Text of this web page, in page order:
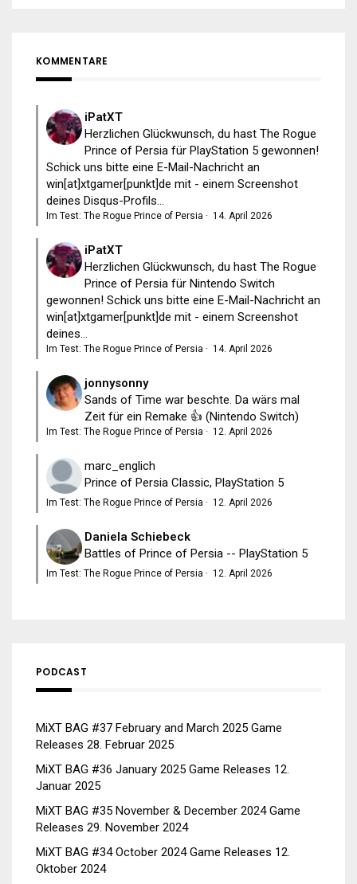
KOMMENTARE
iPatXT
Herzlichen Glückwunsch, du hast The Rogue
Prince of Persia für PlayStation 5 gewonnen!
Schick uns bitte eine E-Mail-Nachricht an
win[at]xtgamer[punkt]de mit - einem Screenshot
deines Disqus-Profils...
Im Test: The Rogue Prince of Persia · 14. April 2026
iPatXT
Herzlichen Glückwunsch, du hast The Rogue
Prince of Persia für Nintendo Switch
gewonnen! Schick uns bitte eine E-Mail-Nachricht an
win[at]xtgamer[punkt]de mit - einem Screenshot
deines...
Im Test: The Rogue Prince of Persia · 14. April 2026
jonnysonny
Sands of Time war beschte. Da wärs mal
Zeit für ein Remake 👍 (Nintendo Switch)
Im Test: The Rogue Prince of Persia · 12. April 2026
marc_englich
Prince of Persia Classic, PlayStation 5
Im Test: The Rogue Prince of Persia · 12. April 2026
Daniela Schiebeck
Battles of Prince of Persia -- PlayStation 5
Im Test: The Rogue Prince of Persia · 12. April 2026
PODCAST
MiXT BAG #37 February and March 2025 Game
Releases 28. Februar 2025
MiXT BAG #36 January 2025 Game Releases 12.
Januar 2025
MiXT BAG #35 November & December 2024 Game
Releases 29. November 2024
MiXT BAG #34 October 2024 Game Releases 12.
Oktober 2024